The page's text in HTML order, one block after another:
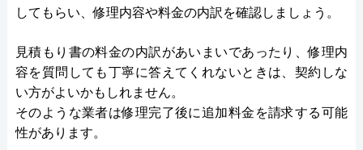
してもらい、修理内容や料金の内訳を確認しましょう。
見積もり書の料金の内訳があいまいであったり、修理内
容を質問しても丁寧に答えてくれないときは、契約しな
い方がよいかもしれません。
そのような業者は修理完了後に追加料金を請求する可能
性があります。